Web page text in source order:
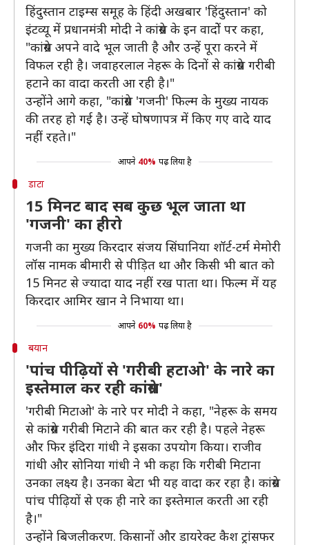
हिंदुस्तान टाइम्स समूह के हिंदी अखबार 'हिंदुस्तान' को
इंटव्यू में प्रधानमंत्री मोदी ने कांग्रेस के इन वादोें पर कहा,
"कांग्रेस अपने वादे भूल जाती है और उन्हें पूरा करने में
विफल रही है। जवाहरलाल नेहरू के दिनों से कांग्रेस गरीबी
हटाने का वादा करती आ रही है।"
उन्होंने आगे कहा, "कांग्रेस 'गजनी' फिल्म के मुख्य नायक
की तरह हो गई है। उन्हें घोषणापत्र में किए गए वादे याद
नहीं रहते।"
आपने 40% पढ़ लिया है
डाटा
15 मिनट बाद सब कुछ भूल जाता था
'गजनी' का हीरो
गजनी का मुख्य किरदार संजय सिंघानिया शॉर्ट-टर्म मेमोरी
लॉस नामक बीमारी से पीड़ित था और किसी भी बात को
15 मिनट से ज्यादा याद नहीं रख पाता था। फिल्म में यह
किरदार आमिर खान ने निभाया था।
आपने 60% पढ़ लिया है
बयान
'पांच पीढ़ियों से 'गरीबी हटाओ' के नारे का
इस्तेमाल कर रही कांग्रेस'
'गरीबी मिटाओ' के नारे पर मोदी ने कहा, "नेहरू के समय
से कांग्रेस गरीबी मिटाने की बात कर रही है। पहले नेहरू
और फिर इंदिरा गांधी ने इसका उपयोग किया। राजीव
गांधी और सोनिया गांधी ने भी कहा कि गरीबी मिटाना
उनका लक्ष्य है। उनका बेटा भी यह वादा कर रहा है। कांग्रेस
पांच पीढ़ियों से एक ही नारे का इस्तेमाल करती आ रही
है।"
उन्होंने बिजलीकरण. किसानों और डायरेक्ट कैश ट्रांसफर